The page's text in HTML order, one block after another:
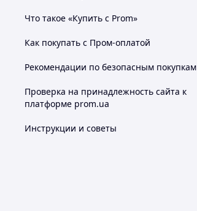
Что такое «Купить с Prom»
Как покупать с Пром-оплатой
Рекомендации по безопасным покупкам
Проверка на принадлежность сайта к
платформе prom.ua
Инструкции и советы